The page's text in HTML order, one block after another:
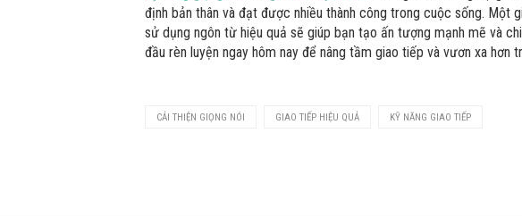
định bản thân và đạt được nhiều thành công trong cuộc sống. Một
sử dụng ngôn từ hiệu quả sẽ giúp bạn tạo ấn tượng mạnh mẽ và
đầu rèn luyện ngay hôm nay để nâng tầm giao tiếp và vươn xa hơn
CẢI THIỆN GIỌNG NÓI GIAO TIẾP HIỆU QUẢ KỸ NĂNG GIAO TIẾP